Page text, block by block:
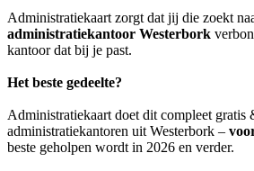
Administratiekaart zorgt dat jij die zoekt
administratiekantoor Westerbork
kantoor dat bij je past.
Het beste gedeelte?
Administratiekaart doet dit compleet
administratiekantoren uit Westerbork –
beste geholpen wordt in 2026 en verder.